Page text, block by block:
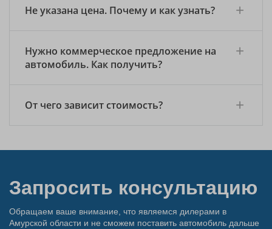
Не указана цена. Почему и как узнать?
Нужно коммерческое предложение на
автомобиль. Как получить?
От чего зависит стоимость?
Запросить консультацию
Обращаем ваше внимание, что являемся дилерами в
Амурской области и не сможем поставить автомобиль дальше